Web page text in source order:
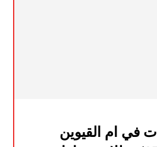
في ام القيوين